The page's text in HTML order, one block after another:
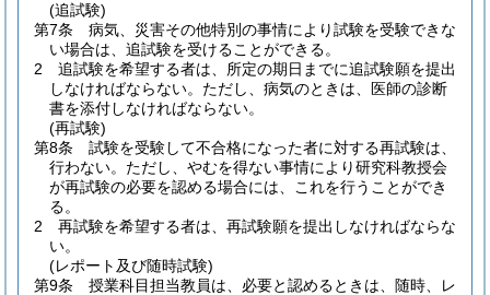
(追試験)
第7条
病気、災害その他特別の事情により試験を受験できな
い場合は、追試験を受けることができる。
2
追試験を希望する者は、所定の期日までに追試験願を提出
しなければならない。 ただし、病気のときは、医師の診断
書を添付しなければならない。
(再試験)
第8条
試験を受験して不合格になった者に対する再試験は、
行わない。 ただし、やむを得ない事情により研究科教授会
が再試験の必要を認める場合には、これを行うことができ
る。
2
再試験を希望する者は、再試験願を提出しなければならな
い。
(レポート及び随時試験)
第9条
授業科目担当教員は、必要と認めるときは、随時、レ